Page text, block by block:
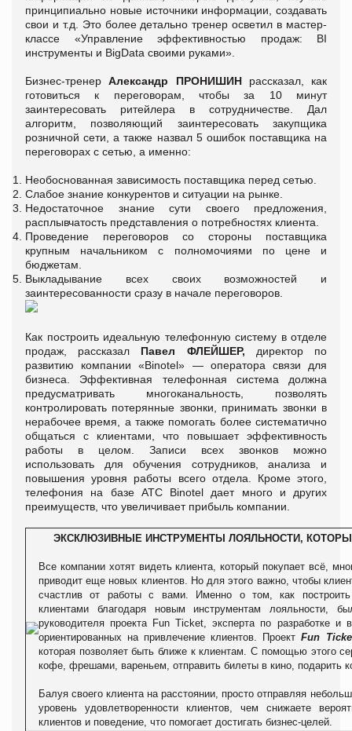
принципиально новые источники информации, создавать
свои и т.д. Это более детально тренер осветил в мастер-
классе «Управление эффективностью продаж: BI
инструменты и BigData своими руками».
Бизнес-тренер Александр ПРОНИШИН рассказал, как
готовиться к переговорам, чтобы за 10 минут
заинтересовать ритейлера в сотрудничестве. Дал
алгоритм, позволяющий заинтересовать закупщика
розничной сети, а также назвал 5 ошибок поставщика на
переговорах с сетью, а именно:
Необоснованная зависимость поставщика перед сетью.
Слабое знание конкурентов и ситуации на рынке.
Недостаточное знание сути своего предложения,
расплывчатость представления о потребностях клиента.
Проведение переговоров со стороны поставщика
крупным начальником с полномочиями по цене и
бюджетам.
Выкладывание всех своих возможностей и
заинтересованности сразу в начале переговоров.
Как построить идеальную телефонную систему в отделе
продаж, рассказал Павел ФЛЕЙШЕР, директор по
развитию компании «Binotel» — оператора связи для
бизнеса. Эффективная телефонная система должна
предусматривать многоканальность, позволять
контролировать потерянные звонки, принимать звонки в
нерабочее время, а также помогать более систематично
общаться с клиентами, что повышает эффективность
работы в целом. Записи всех звонков можно
использовать для обучения сотрудников, анализа и
повышения уровня работы всего отдела. Кроме этого,
телефония на базе АТС Binotel дает много и других
преимуществ, что увеличивает прибыль компании.
ЭКСКЛЮЗИВНЫЕ ИНСТРУМЕНТЫ ЛОЯЛЬНОСТИ,
Все компании хотят видеть клиента, который покупает всё,
приводит еще новых клиентов. Но для этого важно, чтобы
счастлив от работы с вами. Именно о том, как построить
клиентами благодаря новым инструментам лояльности,
руководителя проекта Fun Ticket, эксперта по разработке
ориентированных на привлечение клиентов. ПроектFun
которая позволяет быть ближе к клиентам. С помощью этого
кофе, фрешами, вареньем, отправить билеты в кино, подарить
Балуя своего клиента на расстоянии, просто отправляя
уровень удовлетворенности клиентов, чем снижаете
клиентов и поведение, что помогает достигать бизнес-целей.